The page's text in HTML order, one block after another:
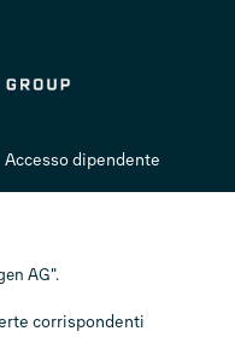
Accesso dipendente
AG".
corrispondenti